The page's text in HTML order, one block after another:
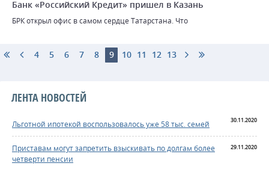
Банк «Российский Кредит» пришел в Казань
БРК открыл офис в самом сердце Татарстана. Что
4 5 6 7 8 9 10 11 12 13
ЛЕНТА НОВОСТЕЙ
Льготной ипотекой воспользовалось уже 58 тыс. семей 30.11.2020
Приставам могут запретить взыскивать по долгам более
четверти пенсии
29.11.2020